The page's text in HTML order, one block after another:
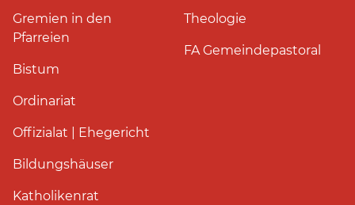
Gremien in den
Pfarreien
Bistum
Ordinariat
Offizialat | Ehegericht
Bildungshäuser
Katholikenrat
Theologie
FA Gemeindepastoral